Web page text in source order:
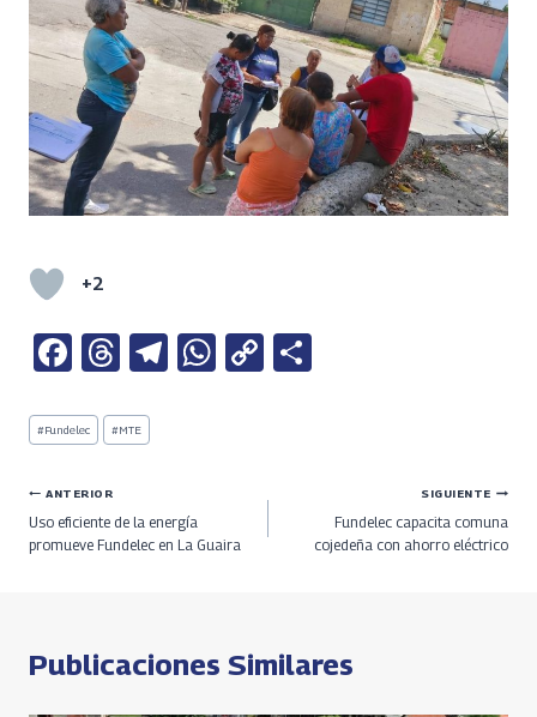
+2
Fa
b
o
k
T
re
ds
Te
m
W
p
C
n
k
Etiquetas
de
entrada:
#Fundelec #MTE
Navegación
de
ANTERIOR
Uso eficiente de la energía
promueve Fundelec en La Guaira
SIGUIENTE
Fundelec capacita comuna
cojedeña con ahorro eléctrico
Publicaciones Similares